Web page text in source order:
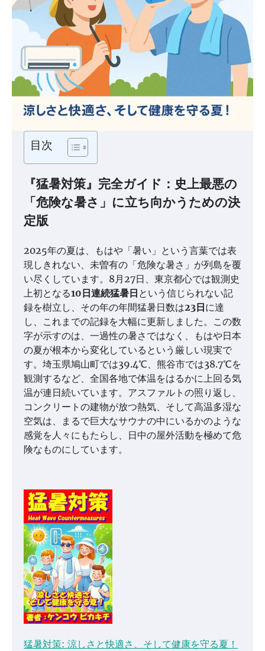
目次
『猛暑対策』完全ガイド：史上最悪の
「危険な暑さ」に立ち向かうための決
定版
2025年の夏は、もはや「暑い」という言葉では表
現しきれない、未曽有の「危険な暑さ」が列島を覆
い尽くしています。8月27日、東京都心では観測史
上初となる10日連続猛暑日 という信じられない記
録を樹立し、その年の年間猛暑日数は23日に達
し、これまでの記録を大幅に更新しました。この数
字が示すのは、一過性の暑さではなく、もはや日本
の夏が根本から変化しているという厳しい現実で
す。埼玉県鳩山町では39.4℃、熊谷市では38.7℃を
観測するなど、全国各地で体温をはるかに上回る気
温が連日続いています。アスファルトの照り返し、
コンクリートの建物が放つ熱気、そして高温多湿な
空気は、まるで巨大なサウナの中にいるかのような
感覚を人々にもたらし、日中の屋外活動を極めて危
険なものにしています。
猛暑対策: 涼しさと快適さ、そして健康を守る夏！